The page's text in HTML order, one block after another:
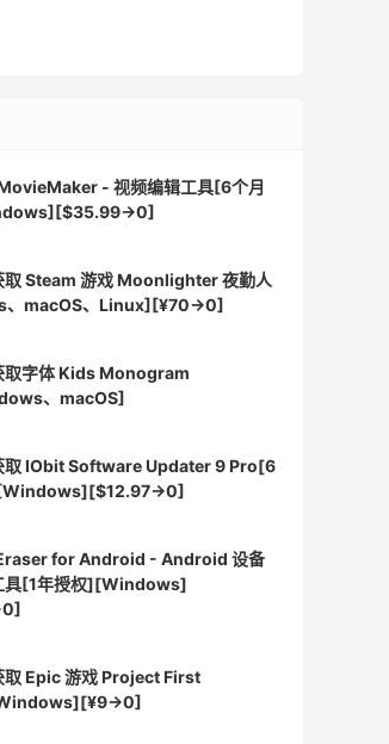
- 视频编辑工具[6个月
取 Steam 游戏 Moonlighter 夜勤人
、macOS、Linux][¥70→0]
取字体 Kids Monogram
、macOS]
取 IObit Software Updater 9 Pro[6
for Android - Android 设备
具[1年授权][Windows]
取 Epic 游戏 Project First